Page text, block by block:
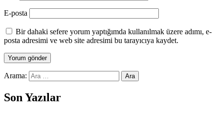
E-posta
Bir dahaki sefere yorum yaptığımda kullanılmak üzere adımı, e-
posta adresimi ve web site adresimi bu tarayıcıya kaydet.
Arama:
Son Yazılar